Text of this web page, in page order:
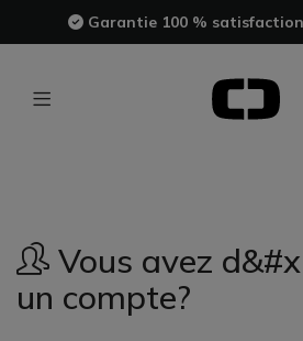
Garantie 100 % satisfaction
Vous avez
un compte?